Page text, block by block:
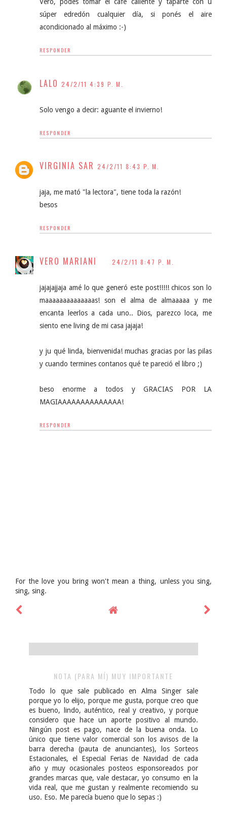
súper edredón cualquier día, si ponés el aire
acondicionado al máximo :-)
RESPONDER
LALO 24/2/11 4:39 P. M.
Solo vengo a decir: aguante el invierno!
RESPONDER
VIRGINIA SAR 24/2/11 8:43 P. M.
jaja, me mató "la lectora", tiene toda la razón!
besos
RESPONDER
VERO MARIANI 24/2/11 8:47 P. M.
jajajajjaja amé lo que generó este post!!!!! chicos son lo
maaaaaaaaaaaaaas! son el alma de almaaaaa y me
encanta leerlos a cada uno.. Dios, parezco loca, me
siento ene living de mi casa jajaja!
y ju qué linda, bienvenida! muchas gracias por las pilas
y cuando termines contanos qué te pareció el libro ;)
beso enorme a todos y GRACIAS POR LA
MAGIAAAAAAAAAAAAAA!
RESPONDER
For the love you bring won't mean a thing, unless you sing,
sing, sing.
NOTA (PARA MÍ) MUY IMPORTANTE
Todo lo que sale publicado en Alma Singer sale
porque yo lo elijo, porque me gusta, porque creo que
es bueno, lindo, auténtico, real y creativo, y porque
considero que hace un aporte positivo al mundo.
Ningún post es pago, nace de la buena onda. Lo
único que tiene valor comercial son los avisos de la
barra derecha (pauta de anunciantes), los Sorteos
Estacionales, el Especial Ferias de Navidad de cada
año y muy ocasionales posteos esponsoreados por
grandes marcas que, vale destacar, yo consumo en la
vida real, que me gustan y realmente recomiendo su
uso. Eso. Me parecía bueno que lo sepas :)